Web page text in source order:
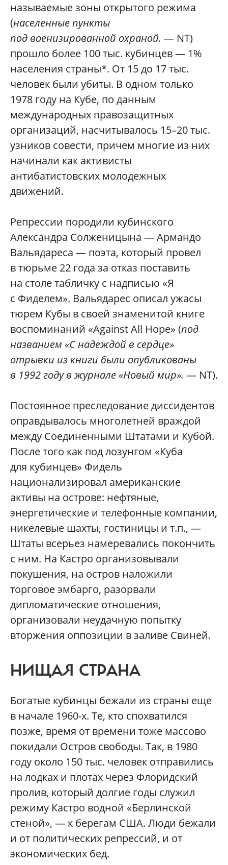
называемые зоны открытого режима
(населенные пункты
под военизированной охраной. — NT)
прошло более 100 тыс. кубинцев — 1%
населения страны*. От 15 до 17 тыс.
человек были убиты. В одном только
1978 году на Кубе, по данным
международных правозащитных
организаций, насчитывалось 15–20 тыс.
узников совести, причем многие из них
начинали как активисты
антибатистовских молодежных
движений.
Репрессии породили кубинского
Александра Солженицына — Армандо
Вальядареса — поэта, который провел
в тюрьме 22 года за отказ поставить
на столе табличку с надписью «Я
с Фиделем». Вальядарес описал ужасы
тюрем Кубы в своей знаменитой книге
воспоминаний «Against All Hope» (под
названием «С надеждой в сердце»
отрывки из книги были опубликованы
в 1992 году в журнале «Новый мир». — NT).
Постоянное преследование диссидентов
оправдывалось многолетней враждой
между Соединенными Штатами и Кубой.
После того как под лозунгом «Куба
для кубинцев» Фидель
национализировал американские
активы на острове: нефтяные,
энергетические и телефонные компании,
никелевые шахты, гостиницы и т.п., —
Штаты всерьез намеревались покончить
с ним. На Кастро организовывали
покушения, на остров наложили
торговое эмбарго, разорвали
дипломатические отношения,
организовали неудачную попытку
вторжения оппозиции в заливе Свиней.
НИЩАЯ СТРАНА
Богатые кубинцы бежали из страны еще
в начале 1960-х. Те, кто спохватился
позже, время от времени тоже массово
покидали Остров свободы. Так, в 1980
году около 150 тыс. человек отправились
на лодках и плотах через Флоридский
пролив, который долгие годы служил
режиму Кастро водной «Берлинской
стеной», — к берегам США. Люди бежали
и от политических репрессий, и от
экономических бед.